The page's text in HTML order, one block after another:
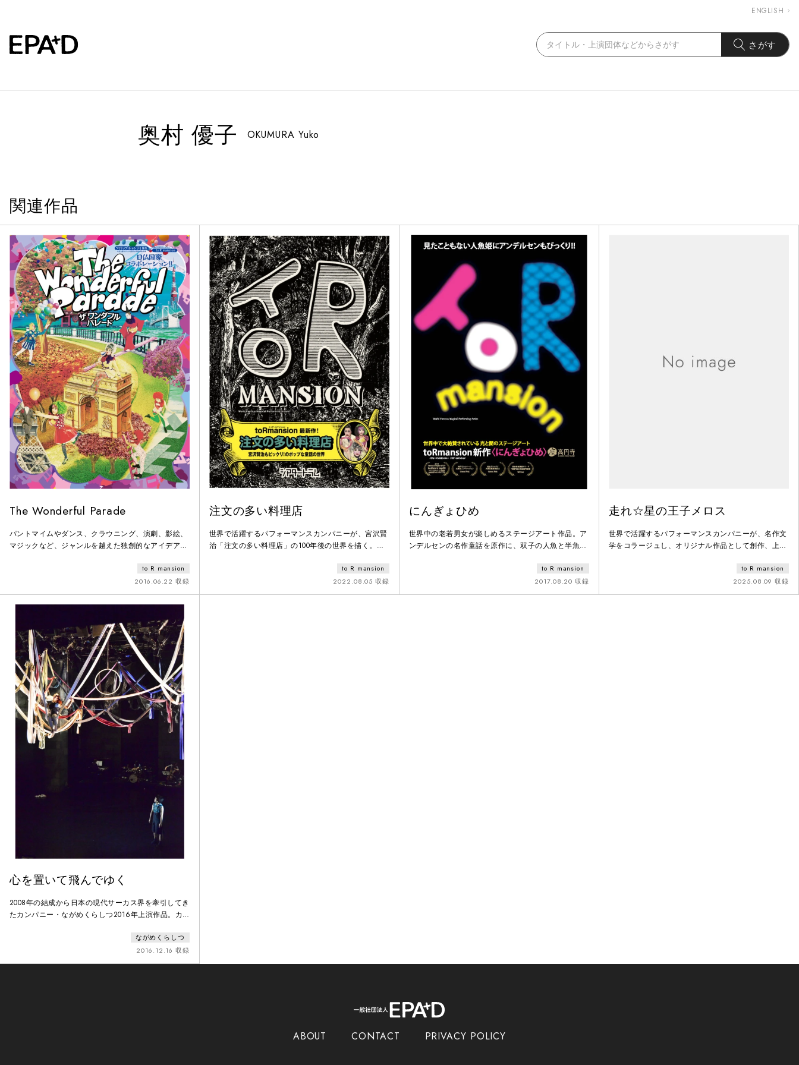
ENGLISH
さがす
奥村 優子 OKUMURA Yuko
関連作品
The Wonderful Parade
パントマイムやダンス、クラウニング、演劇、影絵、
マジックなど、ジャンルを越えた独創的なアイデア、
物語を描き、子どもから大人まで楽しめる舞台芸術作
品。「テアトルノアール」という照明の特殊な仕掛け
により、観客から全く見えない闇を舞台上に出現させ
ます。目の前で人形が動き出したり、俳優やオブジェ
が突然現れたり消えたり、、、。従来の舞台の常識を
覆す全く新たな舞
to R mansion
2016.06.22 収録
注文の多い料理店
世界で活躍するパフォーマンスカンパニーが、宮沢賢
治「注⽂の多い料理店」の100年後の世界を描く。
生演奏でおくる、⼤⼈から⼦どもまで楽しめるポップ
to R mansion
2022.08.05 収録
にんぎょひめ
世界中の老若男女が楽しめるステージアート作品。ア
ンデルセンの名作童話を原作に、双子の人魚と半魚人
ボレーションし、「テアトルノアール」という特殊な
照明演出法を用いて、深い海の世界や思いやりの心や
無償の愛など繊細な心情を描く。
to R mansion
2017.08.20 収録
走れ☆星の王子メロス
世界で活躍するパフォーマンスカンパニーが、名作文
学をコラージュし、オリジナル作品として創作、上演
れメロス」と、「大切なものは目に見えない」など大
人にこそ届くメッセージが込められているサン=テグ
ジュペリの「星の王子さま」。両作品の持つテーマを
to R mansion
2025.08.09 収録
心を置いて飛んでゆく
2008年の結成から日本の現代サーカス界を牽引してき
たカンパニー・ながめくらしつ2016年上演作品。カ
比類なきチェロ奏者・坂本弘道とゲストミュージシャ
ンによる生演奏、美術家・カミイケタクヤの作品によ
って重層的に支えられた舞台空間で、高い技術を持つ
ながめくらしつ
2016.12.16 収録
ABOUT CONTACT PRIVACY POLICY